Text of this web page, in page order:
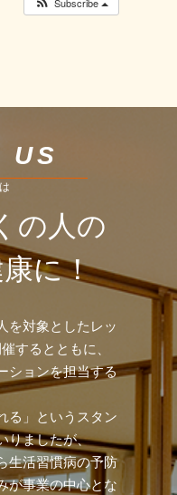
US
の人の
に！
を対象としたレッ
するとともに、
ションを担当する
る」というスタン
りましたが、
生活習慣病の予防
が事業の中心とな